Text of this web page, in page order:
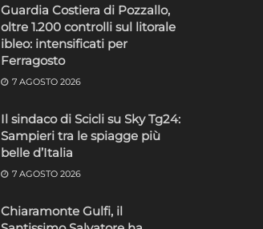
Guardia Costiera di Pozzallo,
oltre 1.200 controlli sul litorale
ibleo: intensificati per
Ferragosto
7 AGOSTO 2026
Il sindaco di Scicli su Sky Tg24:
Sampieri tra le spiagge più
belle d’Italia
7 AGOSTO 2026
Chiaramonte Gulfi, il